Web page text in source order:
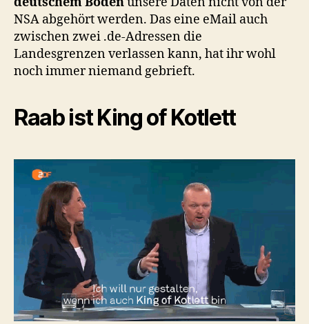
NSA abgehört werden. Das eine eMail auch
zwischen zwei .de-Adressen die
Landesgrenzen verlassen kann, hat ihr wohl
noch immer niemand gebrieft.
Raab ist King of Kotlett